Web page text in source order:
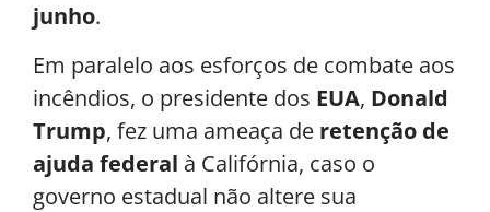
junho.
Em paralelo aos esforços de combate aos
incêndios, o presidente dos EUA, Donald
Trump, fez uma ameaça de retenção de
ajuda federal à Califórnia, caso o
governo estadual não altere sua